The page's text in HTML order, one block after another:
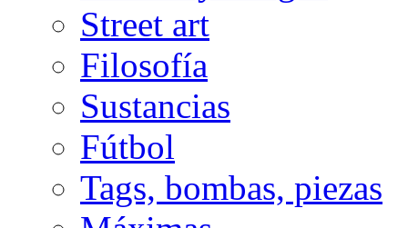
Street art
Filosofía
Sustancias
Fútbol
Tags, bombas, piezas